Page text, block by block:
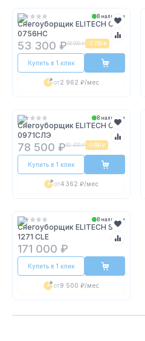
В наличии
Снегоуборщик ELITECH СМ
0756НС
53 300 ₽56 000 ₽ -2 700 ₽
Купить в 1 клик
от2 962 ₽/мес
В наличии
Снегоуборщик ELITECH СМ
0971СЛЭ
78 500 ₽82 400 ₽ -3 900 ₽
Купить в 1 клик
от4 362 ₽/мес
В наличии
Снегоуборщик ELITECH ST
1271 CLE
171 000 ₽
Купить в 1 клик
от9 500 ₽/мес